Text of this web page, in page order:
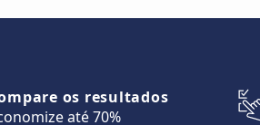
os resultados
até 70%